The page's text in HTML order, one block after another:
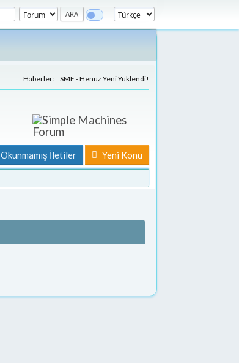
Haberler: SMF - Henüz Yeni Yüklendi!
Okunmamış İletiler Yeni Konu